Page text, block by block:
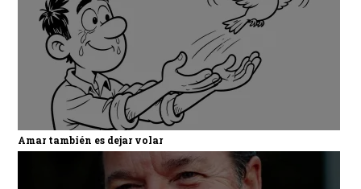
Amar también es dejar volar